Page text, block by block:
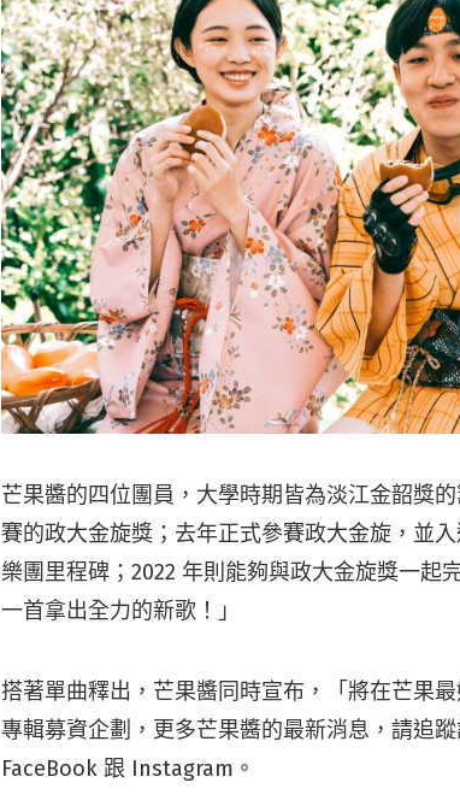
芒果醬的四位團員，大學時期皆為淡江金韶獎
賽的政大金旋獎；去年正式參賽政大金旋，並
樂團里程碑；2022 年則能夠與政大金旋獎一起
一首拿出全力的新歌！」
搭著單曲釋出，芒果醬同時宣布，「將在芒果
專輯募資企劃，更多芒果醬的最新消息，請追
FaceBook 跟 Instagram。